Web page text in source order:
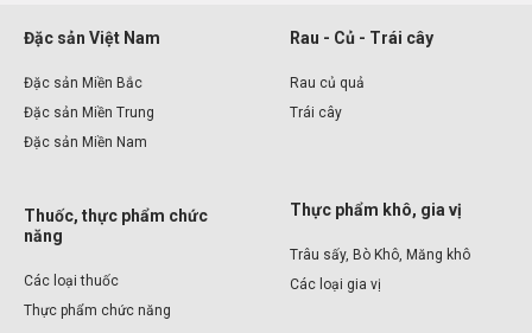
Đặc sản Việt Nam
Đặc sản Miền Bắc
Đặc sản Miền Trung
Đặc sản Miền Nam
Thuốc, thực phẩm chức
năng
Các loại thuốc
Thực phẩm chức năng
Rau - Củ - Trái cây
Rau củ quả
Trái cây
Thực phẩm khô, gia vị
Trâu sấy, Bò Khô, Măng khô
Các loại gia vị